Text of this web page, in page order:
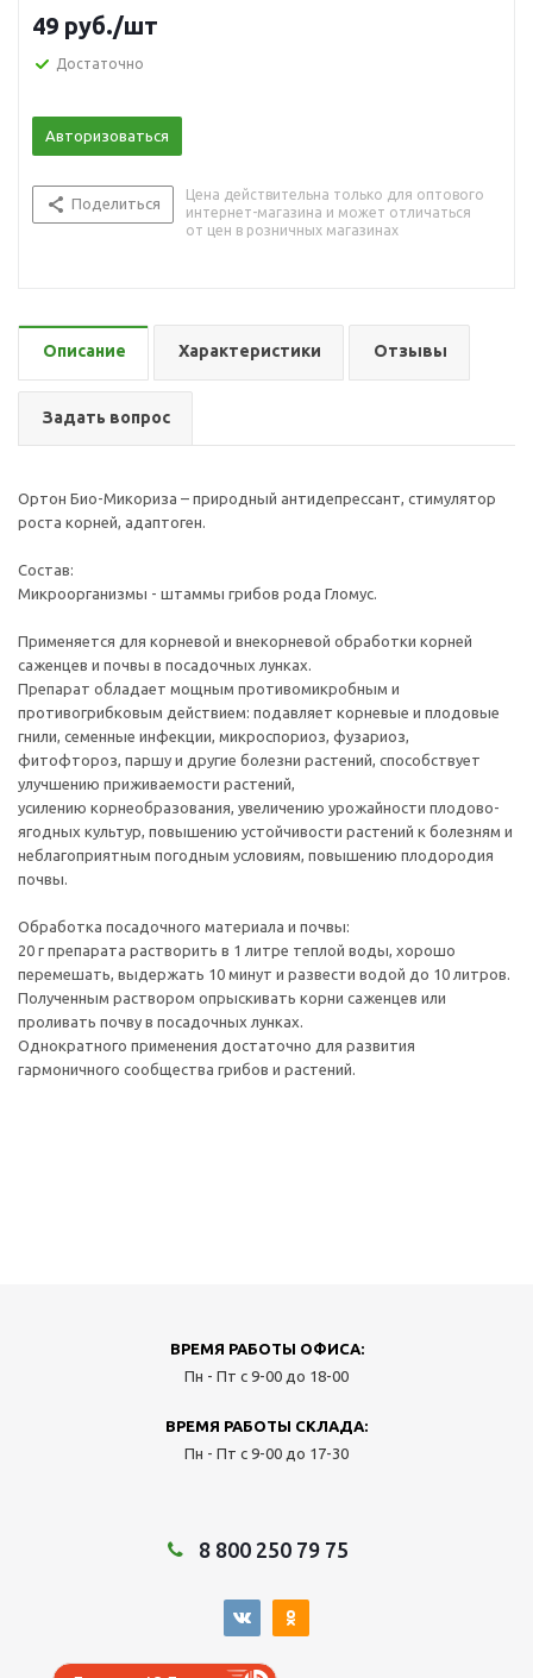
49 руб./шт
Достаточно
Авторизоваться
Поделиться
Цена действительна только для оптового
интернет-магазина и может отличаться
от цен в розничных магазинах
Описание Характеристики Отзывы
Задать вопрос
Ортон Био-Микориза – природный антидепрессант, стимулятор
роста корней, адаптоген.
Состав:
Микроорганизмы - штаммы грибов рода Гломус.
Применяется для корневой и внекорневой обработки корней
саженцев и почвы в посадочных лунках.
Препарат обладает мощным противомикробным и
противогрибковым действием: подавляет корневые и плодовые
гнили, семенные инфекции, микроспориоз, фузариоз,
фитофтороз, паршу и другие болезни растений, способствует
улучшению приживаемости растений,
усилению корнеобразования, увеличению урожайности плодово-
ягодных культур, повышению устойчивости растений к болезням и
неблагоприятным погодным условиям, повышению плодородия
почвы.
Обработка посадочного материала и почвы:
20 г препарата растворить в 1 литре теплой воды, хорошо
перемешать, выдержать 10 минут и развести водой до 10 литров.
Полученным раствором опрыскивать корни саженцев или
проливать почву в посадочных лунках.
Однократного применения достаточно для развития
гармоничного сообщества грибов и растений.
ВРЕМЯ РАБОТЫ ОФИСА:
Пн - Пт с 9-00 до 18-00
ВРЕМЯ РАБОТЫ СКЛАДА:
Пн - Пт с 9-00 до 17-30
8 800 250 79 75